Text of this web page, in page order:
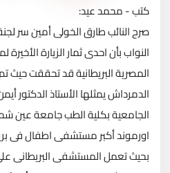
كتب - محمد عيد:
صرح النائب طارق الخولى أمين سر
النواب بأن احدى ثمار الزيارة
المصرية البريطانية قد تحققت
الدمرداش يمثلها الأستاذ الدكتور
الجامعية بكلية الطب جامعة
اورموند أكبر مستشفى اطفال فى
بحيث تعمل المستشفى البريطانى